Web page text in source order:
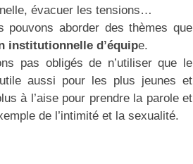
évacuer les tensions…
aborder des thèmes que
institutionnelle d’équipe.
pas obligés de n’utiliser que le
aussi pour les plus jeunes et
à l’aise pour prendre la parole et
de l’intimité et la sexualité.